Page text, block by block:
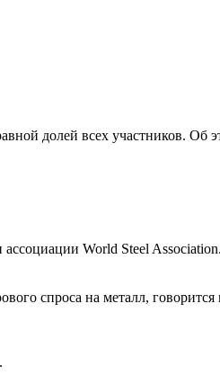
долей всех участников. Об
World Steel Association.
спроса на металл, говорится